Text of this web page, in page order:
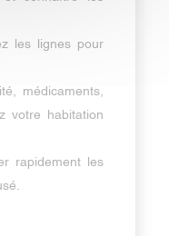
les lignes pour
médicaments,
votre habitation
rapidement les